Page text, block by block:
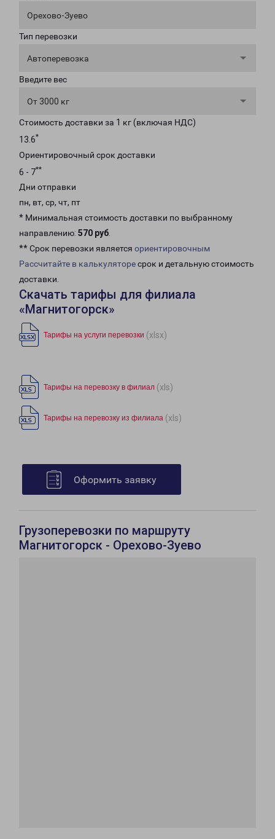
Орехово-Зуево
Тип перевозки
Автоперевозка
Введите вес
От 3000 кг
Стоимость доставки за 1 кг (включая НДС)
13.6*
Ориентировочный срок доставки
6 - 7**
Дни отправки
пн, вт, ср, чт, пт
* Минимальная стоимость доставки по выбранному
направлению: 570 руб.
** Срок перевозки является ориентировочным
Рассчитайте в калькуляторесрок и детальную стоимость
доставки.
Скачать тарифы для филиала
«Магнитогорск»
Тарифы на услуги перевозки (xlsx)
Тарифы на перевозку в филиал (xls)
Тарифы на перевозку из филиала (xls)
Оформить заявку
Грузоперевозки по маршруту
Магнитогорск - Орехово-Зуево